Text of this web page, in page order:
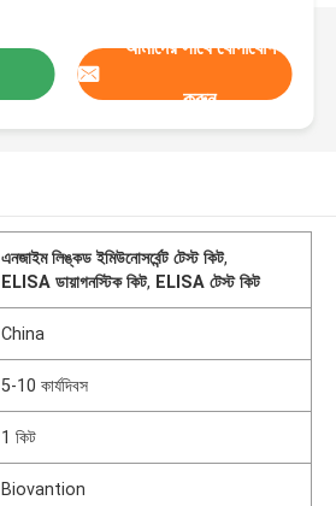
আমাদের সাথে যোগাযোগ
করুন
এনজাইম লিঙ্কড ইমিউনোসর্বেন্ট টেস্ট কিট,
ELISA ডায়াগনস্টিক কিট, ELISA টেস্ট কিট
China
5-10 কার্যদিবস
1 কিট
Biovantion